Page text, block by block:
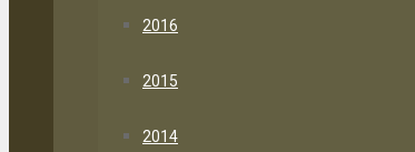
2016
2015
2014